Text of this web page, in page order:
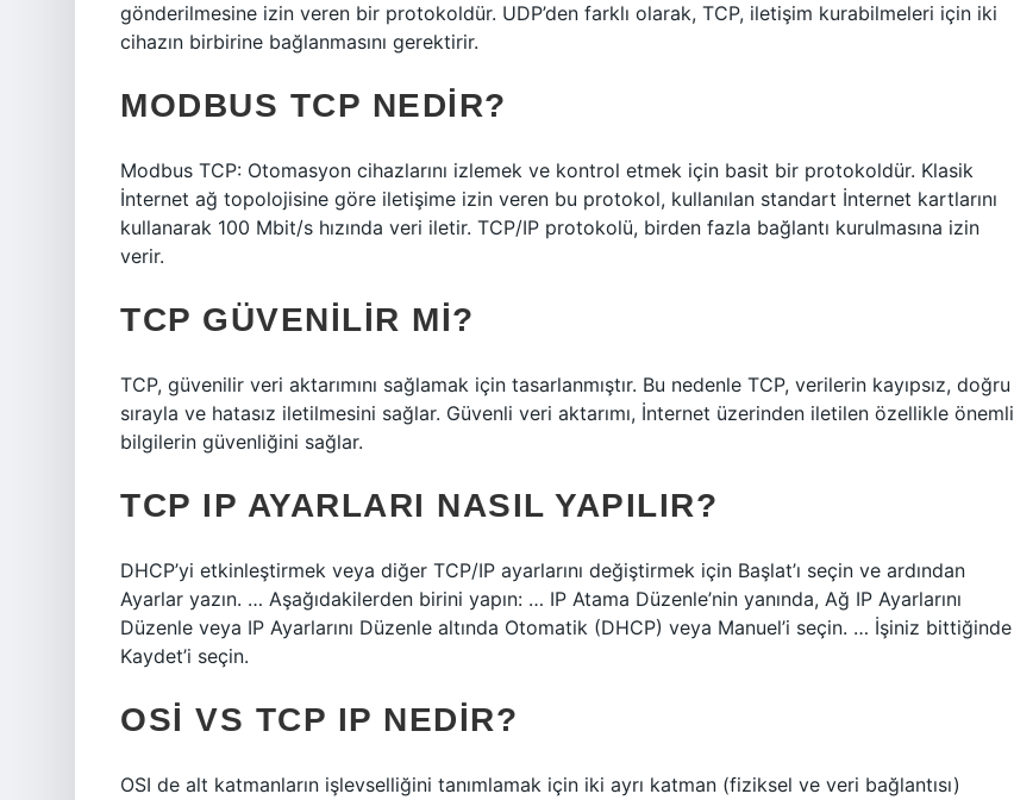
gönderilmesine izin veren bir protokoldür. UDP’den farklı olarak, TCP, iletişim kurabilmeleri için iki
cihazın birbirine bağlanmasını gerektirir.
MODBUS TCP NEDIR?
Modbus TCP: Otomasyon cihazlarını izlemek ve kontrol etmek için basit bir protokoldür. Klasik
İnternet ağ topolojisine göre iletişime izin veren bu protokol, kullanılan standart İnternet kartlarını
kullanarak 100 Mbit/s hızında veri iletir. TCP/IP protokolü, birden fazla bağlantı kurulmasına izin
verir.
TCP GÜVENILIR MI?
TCP, güvenilir veri aktarımını sağlamak için tasarlanmıştır. Bu nedenle TCP, verilerin kayıpsız, doğru
sırayla ve hatasız iletilmesini sağlar. Güvenli veri aktarımı, İnternet üzerinden iletilen özellikle önemli
bilgilerin güvenliğini sağlar.
TCP IP AYARLARI NASIL YAPILIR?
DHCP’yi etkinleştirmek veya diğer TCP/IP ayarlarını değiştirmek için Başlat’ı seçin ve ardından
Ayarlar yazın. … Aşağıdakilerden birini yapın: … IP Atama Düzenle’nin yanında, Ağ IP Ayarlarını
Düzenle veya IP Ayarlarını Düzenle altında Otomatik (DHCP) veya Manuel’i seçin. … İşiniz bittiğinde
Kaydet’i seçin.
OSI VS TCP IP NEDIR?
OSI de alt katmanların işlevselliğini tanımlamak için iki ayrı katman (fiziksel ve veri bağlantısı)